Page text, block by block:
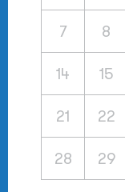
7 8
14 15
21 22
28 29